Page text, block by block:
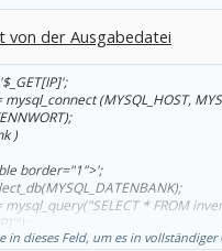
von der Ausgabedatei
mysql_connect (MYSQL_HOST,
)
border="1">';
mysql_query("SELECT * FROM
{
in dieses Feld, um es in vollständiger